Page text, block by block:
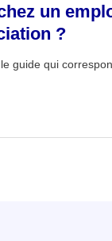
un
?
guide qui